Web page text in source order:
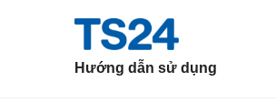
Hướng dẫn sử dụng